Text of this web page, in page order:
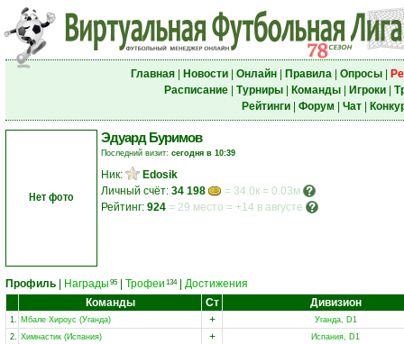
Главная| Новости| Онлайн| Правила| Опросы|
Расписание| Турниры| Команды| Игроки|
Рейтинги| Форум Чат|
Нет фото
Эдуард Буримов
Последний визит: сегодня в 10:39
Ник:
Edosik
Личный счёт: 34 198
= 34.0к = 0.03м
Рейтинг: 924 = 29 место = +14 в августе
Профиль Награды 95 Трофеи 134| Достижения
Команды
Ст Дивизион
1. Мбале Хироус (Уганда) +
Уганда, D1
2. Химнастик (Испания) +
Испания, D1